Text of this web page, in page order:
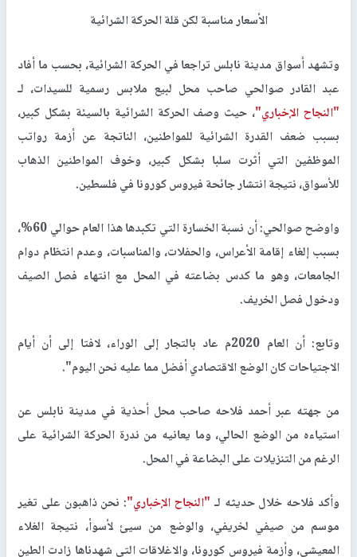
الأسعار مناسبة لكن قلة الحركة الشرائية
وتشهد أسواق مدينة نابلس تراجعا في الحركة الشرائية، بحسب ما أفاد
عبد القادر صوالحي صاحب محل لبيع ملابس رسمية للسيدات، لـ
"النجاح الإخباري"، حيث وصف الحركة الشرائية بالسيئة بشكل كبير،
بسبب ضعف القدرة الشرائية للمواطنين، الناتجة عن أزمة رواتب
الموظفين التي أثرت سلبا بشكل كبير، وخوف المواطنين الذهاب
للأسواق، نتيجة انتشار جائحة فيروس كورونا في فلسطين.
واوضح صوالحي: أن نسبة الخسارة التي تكبدها هذا العام حوالي 60%،
بسبب إلغاء إقامة الأعراس، والحفلات، والمناسبات، وعدم انتظام دوام
الجامعات، وهو ما كدس بضاعته في المحل مع انتهاء فصل الصيف
ودخول فصل الخريف.
وتابع: أن العام 2020م عاد بالتجار إلى الوراء، لافتا إلى أن أيام
الاجتياحات كان الوضع الاقتصادي أفضل مما عليه نحن اليوم".
من جهته عبر أحمد فلاحه صاحب محل أحذية في مدينة نابلس عن
استياءه من الوضع الحالي، وما يعانيه من ندرة الحركة الشرائية على
الرغم من التنزيلات على البضاعة في المحل.
وأكد فلاحه خلال حديثه لـ "النجاح الإخباري": نحن ذاهبون على تغير
موسم من صيفي لخريفي، والوضع من سيئ لأسوأ، نتيجة الغلاء
المعيشي، وأزمة فيروس كورونا، والاغلاقات التي شهدناها زادت الطين